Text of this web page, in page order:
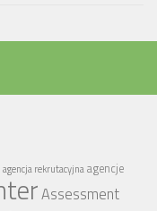
agencja rekrutacyjnaagencje
Assessment